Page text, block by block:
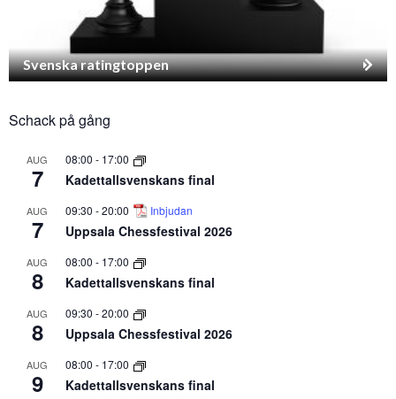
Svenska ratingtoppen
Schack på gång
AUG
7
08:00 - 17:00
Kadettallsvenskans final
AUG
7
09:30 -20:00 Inbjudan
Uppsala Chessfestival 2026
AUG
8
08:00 - 17:00
Kadettallsvenskans final
AUG
8
09:30 -20:00
Uppsala Chessfestival 2026
AUG
9
08:00 - 17:00
Kadettallsvenskans final